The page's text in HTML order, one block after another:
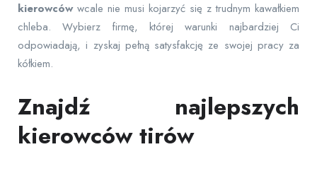
kierowcówwcale nie musi kojarzyć się z trudnym kawałkiem
chleba. Wybierz firmę, której warunki najbardziej Ci
odpowiadają, i zyskaj pełną satysfakcję ze swojej pracy za
kółkiem.
Znajdź najlepszych
kierowców tirów